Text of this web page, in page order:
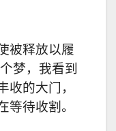
被释放以履
梦，我看到
的大门，
等待收割。